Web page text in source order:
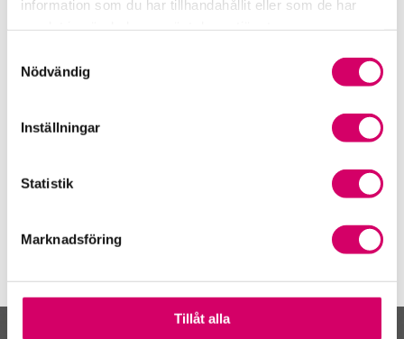
information som du har tillhandahållit eller som de har
Nödvändig
Inställningar
Statistik
Marknadsföring
Tillåt alla
Tidningen Konsulten
Öppet brev till Myndigheten för yrkeshögskolan
Framtidsutsikter i lönebranschen